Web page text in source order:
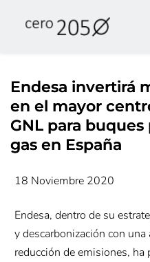
Endesa invertirá
en el mayor
GNL para
gas en España
18 Noviembre 2020
Endesa, dentro de su
y descarbonización con
reducción de emisiones,